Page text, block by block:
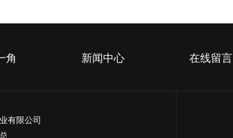
角 新闻中心 在线留言
有限公司